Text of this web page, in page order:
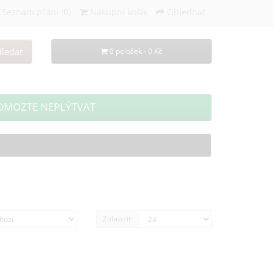
Seznam přání (0) Objednat
0 položek - 0 Kč
NEPLÝTVAT
Zobrazit: